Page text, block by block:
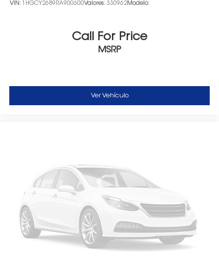
VIN: 1HGCY2689RA900600Valores: 330962Modelo:
Call For Price
MSRP
Ver Vehículo